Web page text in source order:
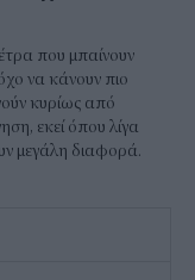
που μπαίνουν
να κάνουν πιο
κυρίως από
εκεί όπου λίγα
μεγάλη διαφορά.